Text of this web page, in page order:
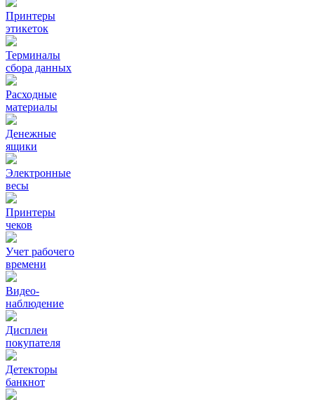
Принтеры
этикеток
Терминалы
сбора данных
Расходные
материалы
Денежные
ящики
Электронные
весы
Принтеры
чеков
Учет рабочего
времени
Видео‑
наблюдение
Дисплеи
покупателя
Детекторы
банкнот